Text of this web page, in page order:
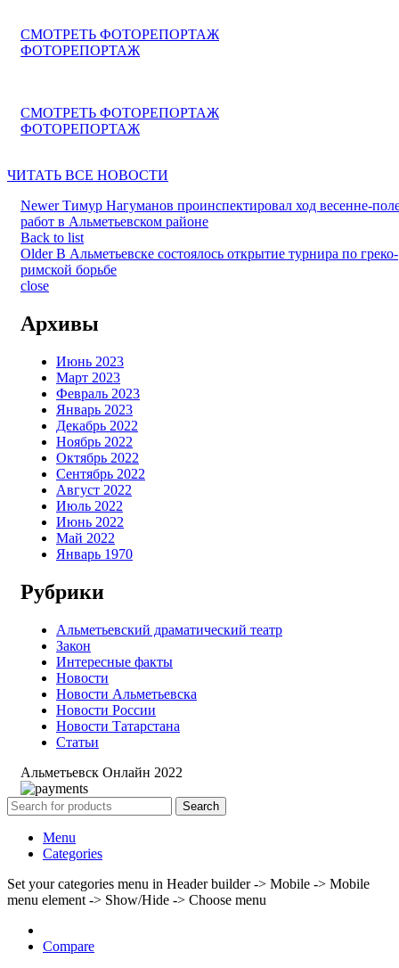
СМОТРЕТЬ ФОТОРЕПОРТАЖ
ФОТОРЕПОРТАЖ
СМОТРЕТЬ ФОТОРЕПОРТАЖ
ФОТОРЕПОРТАЖ
ЧИТАТЬ ВСЕ НОВОСТИ
Newer Тимур Нагуманов проинспектировал ход весенне-
работ в Альметьевском районе
Back to list
Older В Альметьевске состоялось открытие турнира по греко-
римской борьбе
close
Архивы
Июнь 2023
Март 2023
Февраль 2023
Январь 2023
Декабрь 2022
Ноябрь 2022
Октябрь 2022
Сентябрь 2022
Август 2022
Июль 2022
Июнь 2022
Май 2022
Январь 1970
Рубрики
Альметьевский драматический театр
Закон
Интересные факты
Новости
Новости Альметьевска
Новости России
Новости Татарстана
Статьи
Альметьевск Онлайн 2022
Search
Menu
Categories
Set your categories menu in Header builder -> Mobile -> Mobile
menu element -> Show/Hide -> Choose menu
Compare